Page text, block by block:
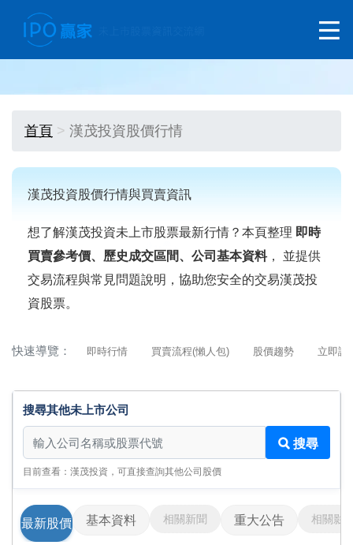
首頁 漢茂投資股價行情
漢茂投資股價行情與買賣資訊
想了解漢茂投資未上市股票最新行情？本頁整理 即時
買賣參考價、歷史成交區間、公司基本資料， 並提供
交易流程與常見問題說明，協助您安全的交易漢茂投
資股票。
快速導覽： 即時行情 買賣流程(懶人包) 股價趨勢 立即詢
搜尋其他未上市公司
搜尋其他未上市公司
搜尋
目前查看：漢茂投資，可直接查詢其他公司股價
最新股價 基本資料 相關新聞 重大公告 相關影